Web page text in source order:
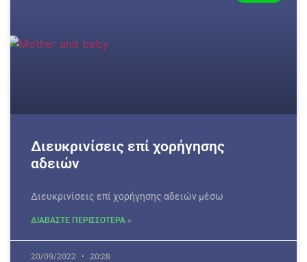
Διευκρινίσεις επί χορήγησης
αδειών
Διευκρινίσεις επί χορήγησης αδειών μέσω
ΔΙΑΒΑΣΤΕ ΠΕΡΙΣΣΟΤΕΡΑ »
20/09/2022 20:28